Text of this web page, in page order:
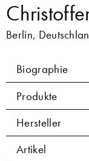
Berlin,
Biographie
Produkte
Hersteller
Artikel